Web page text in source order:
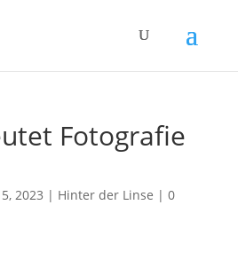
Fotografie
2023 | Hinter der Linse | 0